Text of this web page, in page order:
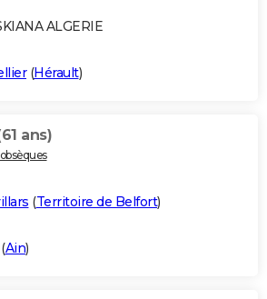
ALGERIE
(Hérault)
ans)
(Territoire de Belfort)
Ain)